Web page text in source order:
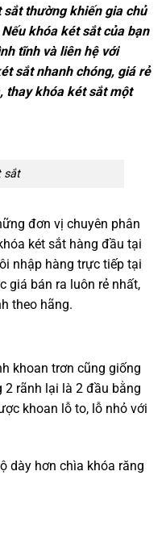
sắt thường khiến gia chủ
khóa két sắt của bạn
tĩnh và liên hệ với
sắtnhanh chóng, giá rẻ
thay khóa két sắt một
sắt
đơn vị chuyên phân
két sắt hàng đầu tại
nhập hàng trực tiếp tại
giá bán ra luôn rẻ nhất,
theo hãng.
khoan trơn cũng giống
rãnh lại là 2 đầu bằng
khoan lỗ to, lỗ nhỏ với
dày hơn chìa khóa răng